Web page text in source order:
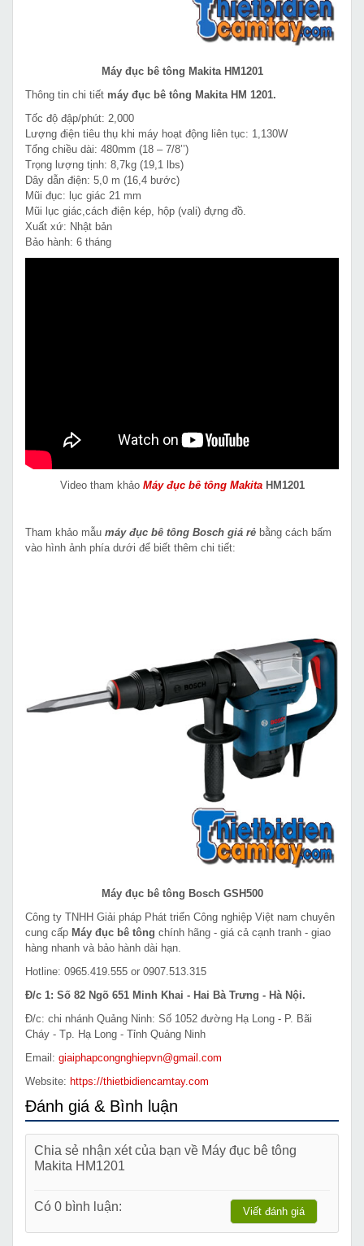
Máy đục bê tông Makita HM1201
Thông tin chi tiết máy đục bê tông Makita HM 1201.
Tốc độ đập/phút: 2,000
Lượng điện tiêu thụ khi máy hoạt động liên tục: 1,130W
Tổng chiều dài: 480mm (18 – 7/8’’)
Trọng lượng tịnh: 8,7kg (19,1 lbs)
Dây dẫn điện: 5,0 m (16,4 bước)
Mũi đục: lục giác 21 mm
Mũi lục giác,cách điện kép, hộp (vali) đựng đồ.
Xuất xứ: Nhật bản
Bảo hành: 6 tháng
Video tham khảo Máy đục bê tông Makita HM1201
Tham khảo mẫu máy đục bê tông Bosch giá rẻ bằng cách bấm
vào hình ảnh phía dưới để biết thêm chi tiết:
Máy đục bê tông Bosch GSH500
Công ty TNHH Giải pháp Phát triển Công nghiệp Việt nam chuyên
cung cấp Máy đục bê tông chính hãng - giá cả cạnh tranh - giao
hàng nhanh và bảo hành dài hạn.
Hotline: 0965.419.555 or 0907.513.315
Đ/c 1: Số 82 Ngõ 651 Minh Khai - Hai Bà Trưng - Hà Nội.
Đ/c: chi nhánh Quảng Ninh: Số 1052 đường Hạ Long - P. Bãi
Cháy - Tp. Hạ Long - Tỉnh Quảng Ninh
Email: giaiphapcongnghiepvn@gmail.com
Website: https://thietbidiencamtay.com
Đánh giá & Bình luận
Chia sẻ nhận xét của bạn về Máy đục bê tông
Makita HM1201
Có 0 bình luận: Viết đánh giá